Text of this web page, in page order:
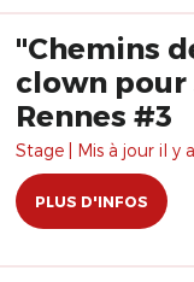
"Chemins
clown pour
Rennes #3
Stage | Mis à jour il y
PLUS D'INFOS